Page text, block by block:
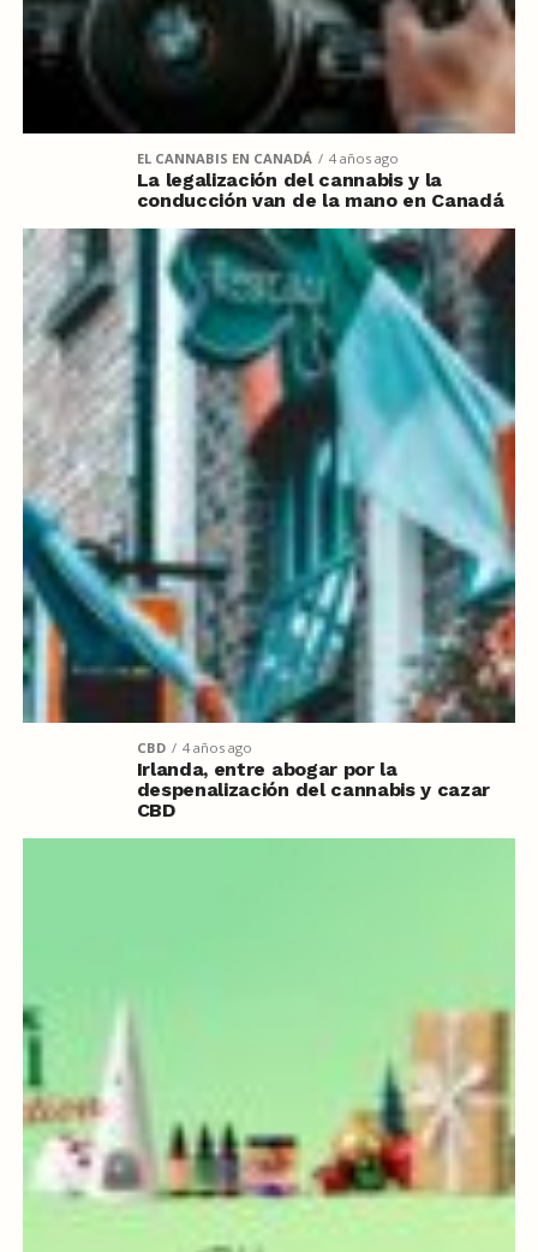
EL CANNABIS EN CANADÁ 4 años ago
La legalización del cannabis y la
conducción van de la mano en Canadá
CBD 4 años ago
Irlanda, entre abogar por la
despenalización del cannabis y cazar
CBD